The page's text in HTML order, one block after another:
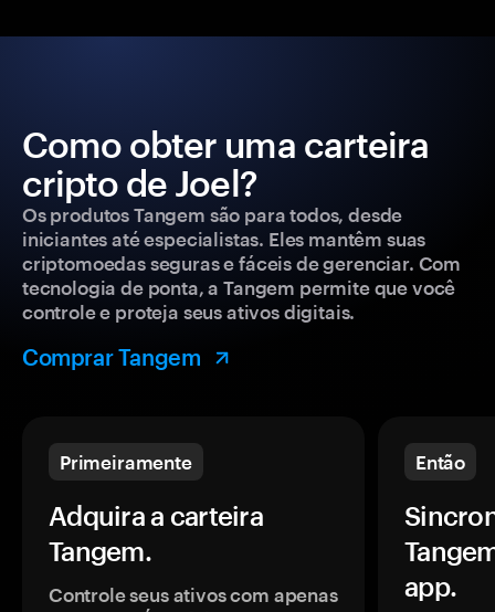
Como obter uma carteira
cripto de Joel?
Os produtos Tangem são para todos, desde
iniciantes até especialistas. Eles mantêm suas
criptomoedas seguras e fáceis de gerenciar. Com
tecnologia de ponta, a Tangem permite que você
controle e proteja seus ativos digitais.
Comprar Tangem
Primeiramente
Adquira a carteira
Tangem.
Controle seus ativos com apenas
Então
app.